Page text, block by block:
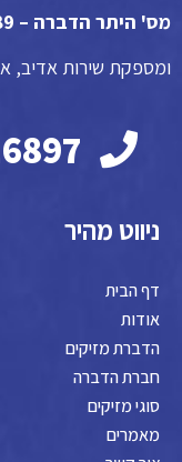
מס' היתר הדברה – 1889
ומספקת שירות אדיב,
ניווט מהיר
דף הבית
אודות
הדברת מזיקים
חברת הדברה
סוגי מזיקים
מאמרים